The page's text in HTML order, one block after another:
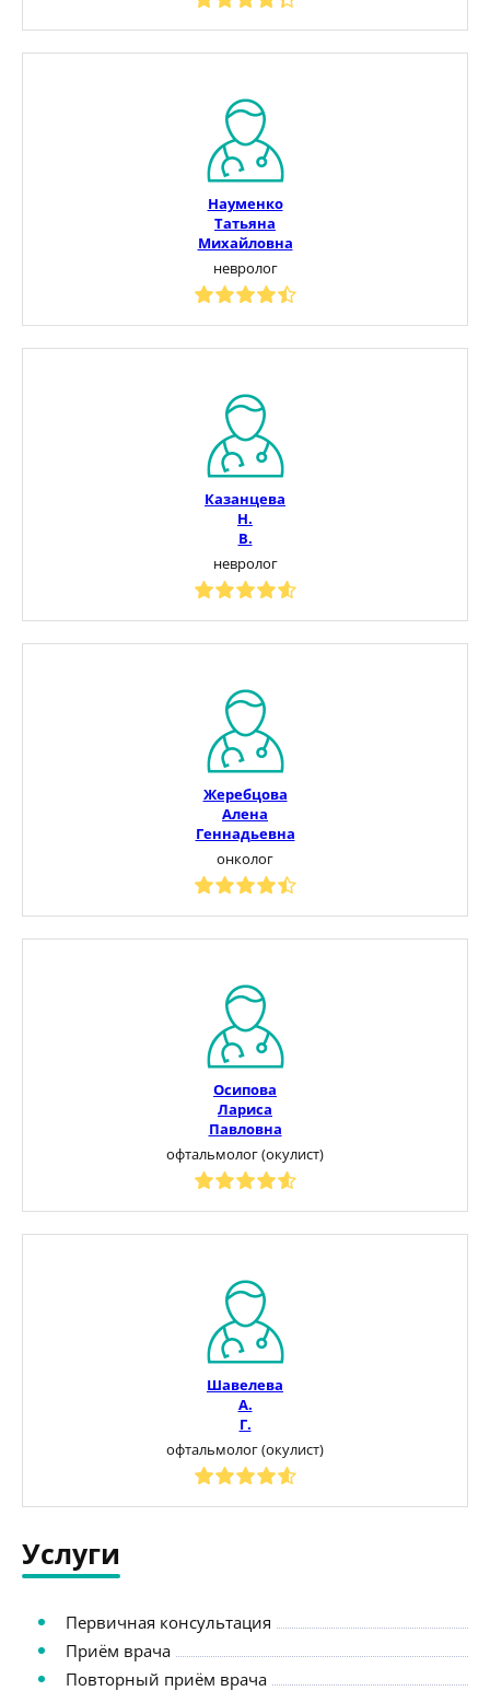
Науменко
Татьяна
Михайловна
невролог
Казанцева
Н.
В.
невролог
Жеребцова
Алена
Геннадьевна
онколог
Осипова
Лариса
Павловна
офтальмолог (окулист)
Шавелева
А.
Г.
офтальмолог (окулист)
Услуги
Первичная консультация
Приём врача
Повторный приём врача